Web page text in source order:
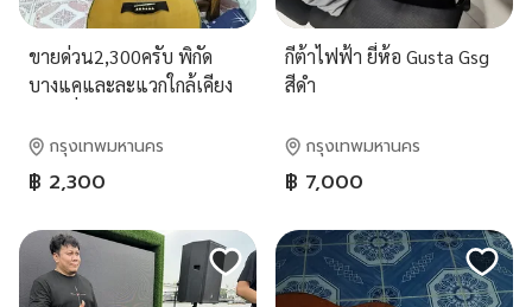
ขายด่วน2,300ครับ พิกัด
บางแคและละแวกใกล้เคียง
ไฟฟ้า คอไม่โก่ง เสียงเพราะ
สายครบพร้อมใช้งาน สนใจ
ทักแชทหรือโทร
0648286496
กรุงเทพมหานคร
฿ 2,300
กีต้าไฟฟ้า ยี่ห้อ Gusta Gsg
สีดำ
กรุงเทพมหานคร
฿ 7,000